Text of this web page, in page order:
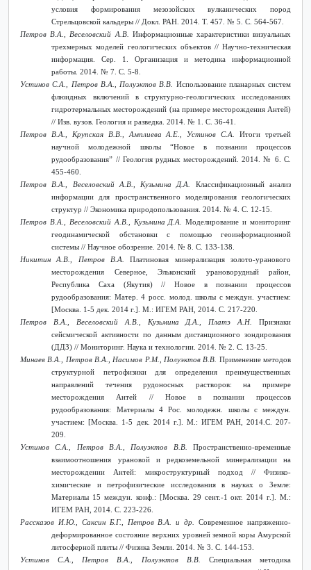
условия формирования мезозойских вулканических пород
Стрельцовской кальдеры // Докл. РАН. 2014. Т. 457. № 5. С. 564-567.
Петров В.А., Веселовский А.В. Информационные характеристики визуальных
трехмерных моделей геологических объектов // Научно-техническая
информация. Сер. 1. Организация и методика информационной
работы. 2014. № 7. С. 5-8.
Устинов С.А., Петров В.А., Полуэктов В.В. Использование планарных систем
флюидных включений в структурно-геологических исследованиях
гидротермальных месторождений (на примере месторождения Антей)
// Изв. вузов. Геология и разведка. 2014. № 1. С. 36-41.
Петров В.А., Крупская В.В., Амплиева А.Е., Устинов С.А.Итоги третьей
научной молодежной школы “Новое в познании процессов
рудообразования” // Геология рудных месторождений. 2014. № 6. С.
455-460.
Петров В.А., Веселовский А.В., Кузьмина Д.А. Классификационный анализ
информации для пространственного моделирования геологических
структур // Экономика природопользования. 2014. № 4. С. 12-15.
Петров В.А., Веселовский А.В., Кузьмина Д.А.Моделирование и мониторинг
геодинамической обстановки с помощью геоинформационной
системы // Научное обозрение. 2014. № 8. С. 133-138.
Никитин А.В., Петров В.А.Платиновая минерализация золото-уранового
месторождения Северное, Эльконский урановорудный район,
Республика Саха (Якутия) // Новое в познании процессов
рудообразования: Матер. 4 росс. молод. школы с междун. участием:
[Москва. 1-5 дек. 2014 г.]. М.: ИГЕМ РАН, 2014. С. 217-220.
Петров В.А., Веселовский А.В., Кузьмина Д.А., Платэ А.Н. Признаки
сейсмической активности по данным дистанционного зондирования
(ДДЗ) // Мониторинг. Наука и технологии. 2014. № 2. С. 13-25.
Минаев В.А., Петров В.А., Насимов Р.М., Полуэктов В.В. Применение методов
структурной петрофизики для определения преимущественных
направлений течения рудоносных растворов: на примере
месторождения Антей // Новое в познании процессов
рудообразования: Материалы 4 Рос. молодежн. школы с междун.
участием: [Москва. 1-5 дек. 2014 г.]. М.: ИГЕМ РАН, 2014.С. 207-
209.
Устинов С.А., Петров В.А., Полуэктов В.В. Пространственно-временные
взаимоотношения урановой и редкоземельной минерализации на
месторождении Антей: микроструктурный подход // Физико-
химические и петрофизические исследования в науках о Земле:
Материалы 15 междун. конф.: [Москва. 29 сент.-1 окт. 2014 г.]. М.:
ИГЕМ РАН, 2014. С. 223-226.
Рассказов И.Ю., Саксин Б.Г., Петров В.А.
и др.
Современное напряженно-
деформированное состояние верхних уровней земной коры Амурской
литосферной плиты // Физика Земли. 2014. № 3. С. 144-153.
Устинов С.А., Петров В.А., Полуэктов В.В. Специальная методика